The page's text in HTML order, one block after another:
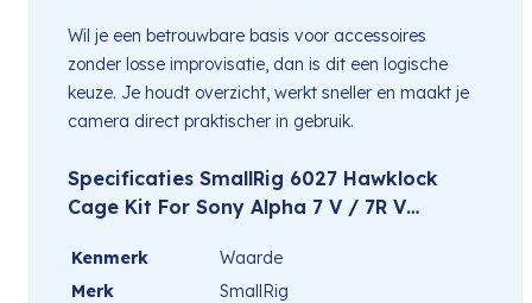
Wil je een betrouwbare basis voor accessoires
zonder losse improvisatie, dan is dit een logische
keuze. Je houdt overzicht, werkt sneller en maakt je
camera direct praktischer in gebruik.
Specificaties SmallRig 6027 Hawklock
Cage Kit For Sony Alpha 7 V / 7R V…
Kenmerk
Waarde
Merk
SmallRig